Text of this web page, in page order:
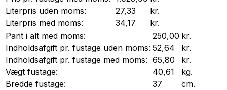
Literpris uden moms:
27,33
kr.
Literpris med moms:
34,17
kr.
Pant i alt med moms:
250,00 kr.
Indholdsafgift pr. fustage uden moms: 52,64
kr.
Indholdsafgift pr. fustage med moms: 65,80
kr.
Vægt fustage: 40,61
kg.
Bredde fustage: 37
cm.